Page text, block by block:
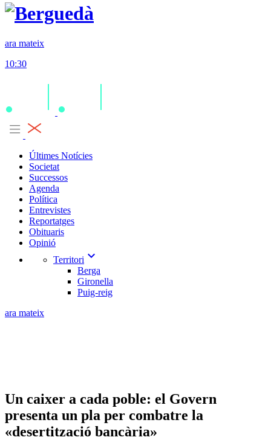
ara mateix
10:30
Últimes Notícies
Societat
Successos
Agenda
Política
Entrevistes
Reportatges
Obituaris
Opinió
Territori expand_more
Berga
Gironella
Puig-reig
ara mateix
Un caixer a cada poble: el Govern
presenta un pla per combatre la
«desertització bancària»